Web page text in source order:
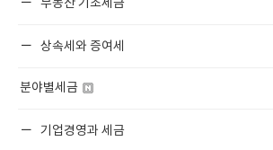
부동산 기초세금
상속세와 증여세
분야별세금
기업경영과 세금